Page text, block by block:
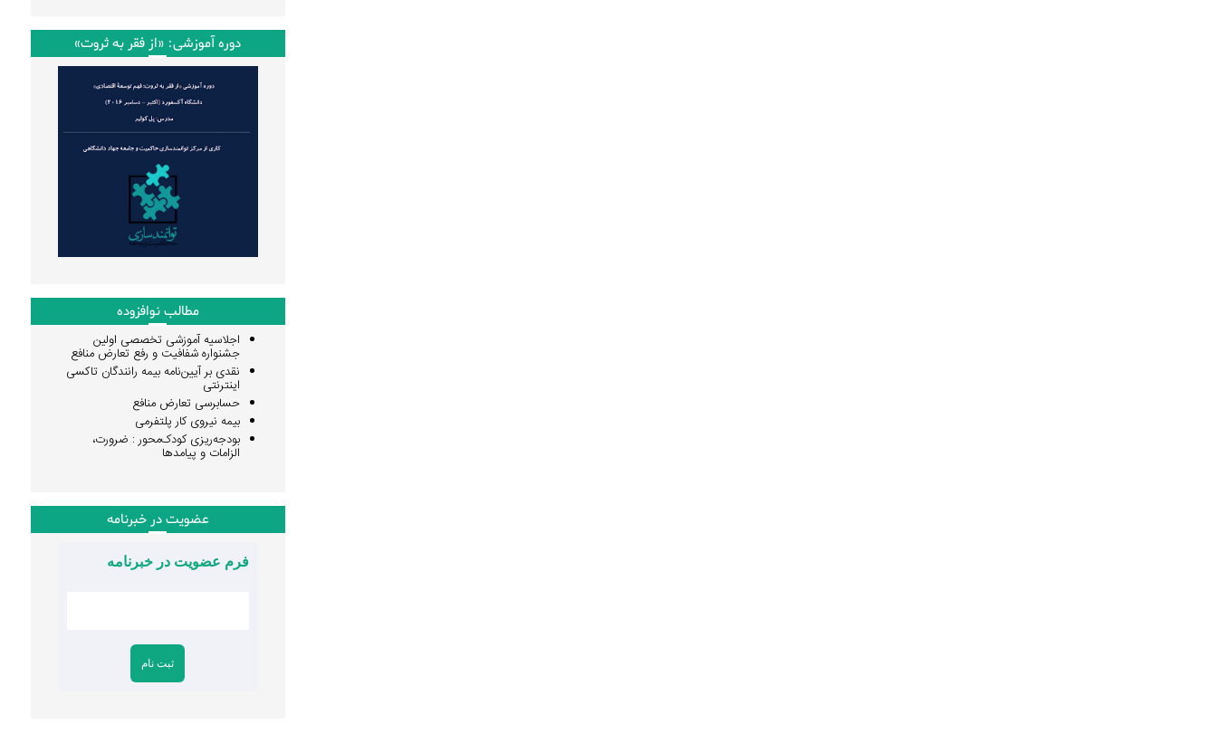
دوره آموزشی: «از فقر به ثروت»
مطالب نوافزوده
اجلاسیه آموزشی تخصصی اولین
جشنواره شفافیت و رفع تعارض منافع
نقدی بر آیین‌نامه بیمه رانندگان تاکسی
اینترنتی
حسابرسی تعارض منافع
بیمه نیروی کار پلتفرمی
بودجه‌ریزی کودک‌محور : ضرورت،
الزامات و پیامدها
عضویت در خبرنامه
فرم عضویت در خبرنامه